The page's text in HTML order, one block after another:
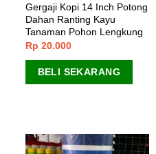
Gergaji Kopi 14 Inch Potong
Dahan Ranting Kayu
Tanaman Pohon Lengkung
Rp 20.000
BELI SEKARANG